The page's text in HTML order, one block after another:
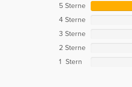
5 Sterne
4 Sterne
3 Sterne
2 Sterne
1 Stern